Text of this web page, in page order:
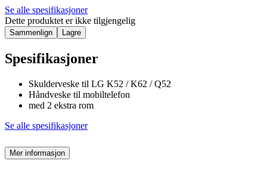
Se alle spesifikasjoner
Dette produktet er ikke tilgjengelig
Sammenlign Lagre
Spesifikasjoner
Skulderveske til LG K52 / K62 / Q52
Håndveske til mobiltelefon
med 2 ekstra rom
Se alle spesifikasjoner
Mer informasjon